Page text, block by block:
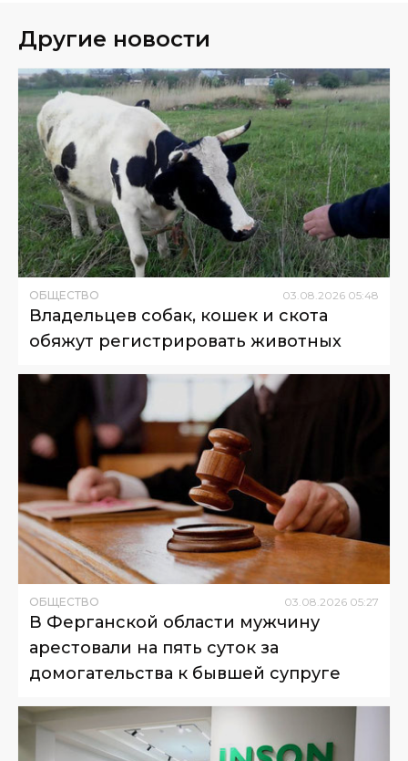
Другие новости
ОБЩЕСТВО 03.08.2026 05:48
Владельцев собак, кошек и скота
обяжут регистрировать животных
ОБЩЕСТВО 03 08 2026 05:27
В Ферганской области мужчину
арестовали на пять суток за
домогательства к бывшей супруге